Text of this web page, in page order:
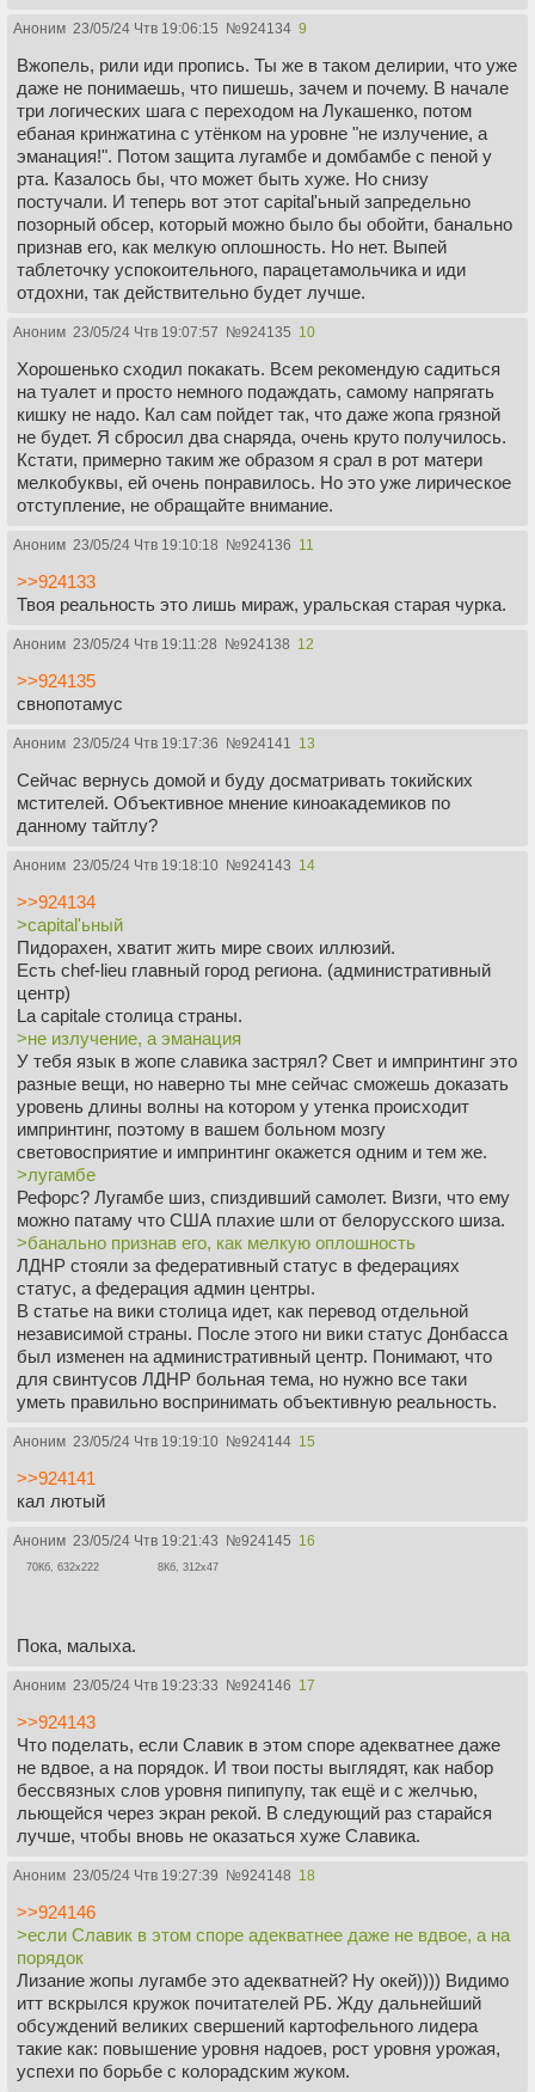
Аноним 23/05/24 Чтв 19:06:15 №924134 9
Вжопель, рили иди пропись. Ты же в таком делирии, что уже
даже не понимаешь, что пишешь, зачем и почему. В начале
три логических шага с переходом на Лукашенко, потом
ебаная кринжатина с утёнком на уровне "не излучение, а
эманация!". Потом защита лугамбе и домбамбе с пеной у
рта. Казалось бы, что может быть хуже. Но снизу
постучали. И теперь вот этот capital'ьный запредельно
позорный обсер, который можно было бы обойти, банально
признав его, как мелкую оплошность. Но нет. Выпей
таблеточку успокоительного, парацетамольчика и иди
отдохни, так действительно будет лучше.
Аноним 23/05/24 Чтв 19:07:57 №924135 10
Хорошенько сходил покакать. Всем рекомендую садиться
на туалет и просто немного подаждать, самому напрягать
кишку не надо. Кал сам пойдет так, что даже жопа грязной
не будет. Я сбросил два снаряда, очень круто получилось.
Кстати, примерно таким же образом я срал в рот матери
мелкобуквы, ей очень понравилось. Но это уже лирическое
отступление, не обращайте внимание.
Аноним 23/05/24 Чтв 19:10:18 №924136 11
>>924133
Твоя реальность это лишь мираж, уральская старая чурка.
Аноним 23/05/24 Чтв 19:11:28 №924138 12
>>924135
свнопотамус
Аноним 23/05/24 Чтв 19:17:36 №924141 13
Сейчас вернусь домой и буду досматривать токийских
мстителей. Объективное мнение киноакадемиков по
данному тайтлу?
Аноним 23/05/24 Чтв 19:18:10 №924143 14
>>924134
>capital'ьный
Пидорахен, хватит жить мире своих иллюзий.
Есть chef-lieu главный город региона. (административный
центр)
La capitale столица страны.
>не излучение, а эманация
У тебя язык в жопе славика застрял? Свет и импринтинг это
разные вещи, но наверно ты мне сейчас сможешь доказать
уровень длины волны на котором у утенка происходит
импринтинг, поэтому в вашем больном мозгу
световосприятие и импринтинг окажется одним и тем же.
>лугамбе
Рефорс? Лугамбе шиз, спиздивший самолет. Визги, что ему
можно патаму что США плахие шли от белорусского шиза.
>банально признав его, как мелкую оплошность
ЛДНР стояли за федеративный статус в федерациях
статус, а федерация админ центры.
В статье на вики столица идет, как перевод отдельной
независимой страны. После этого ни вики статус Донбасса
был изменен на административный центр. Понимают, что
для свинтусов ЛДНР больная тема, но нужно все таки
уметь правильно воспринимать объективную реальность.
Аноним 23/05/24 Чтв 19:19:10 №924144 15
>>924141
кал лютый
Аноним 23/05/24 Чтв 19:21:43 №924145 16
70Кб, 632x222 8Кб, 312x47
Пока, малыха.
Аноним 23/05/24 Чтв 19:23:33 №924146 17
>>924143
Что поделать, если Славик в этом споре адекватнее даже
не вдвое, а на порядок. И твои посты выглядят, как набор
бессвязных слов уровня пипипупу, так ещё и с желчью,
льющейся через экран рекой. В следующий раз старайся
лучше, чтобы вновь не оказаться хуже Славика.
Аноним 23/05/24 Чтв 19:27:39 №924148 18
>>924146
>если Славик в этом споре адекватнее даже не вдвое, а на
порядок
Лизание жопы лугамбе это адекватней? Ну окей)))) Видимо
итт вскрылся кружок почитателей РБ. Жду дальнейший
обсуждений великих свершений картофельного лидера
такие как: повышение уровня надоев, рост уровня урожая,
успехи по борьбе с колорадским жуком.